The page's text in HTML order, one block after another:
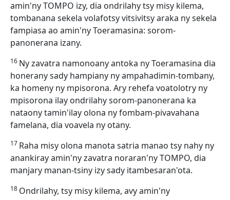
amin'ny TOMPO izy, dia ondrilahy tsy misy kilema,
tombanana sekela volafotsy vitsivitsy araka ny sekela
fampiasa ao amin'ny Toeramasina: sorom-
panonerana izany.
16 Ny zavatra namonoany antoka ny Toeramasina dia
honerany sady hampiany ny ampahadimin-tombany,
ka homeny ny mpisorona. Ary rehefa voatolotry ny
mpisorona ilay ondrilahy sorom-panonerana ka
nataony tamin'ilay olona ny fombam-pivavahana
famelana, dia voavela ny otany.
17 Raha misy olona manota satria manao tsy nahy ny
anankiray amin'ny zavatra noraran'ny TOMPO, dia
manjary manan-tsiny izy sady itambesaran'ota.
18 Ondrilahy, tsy misy kilema, avy amin'ny